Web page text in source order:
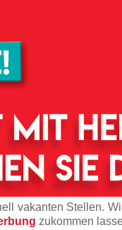
vakanten Stellen.
zukommen